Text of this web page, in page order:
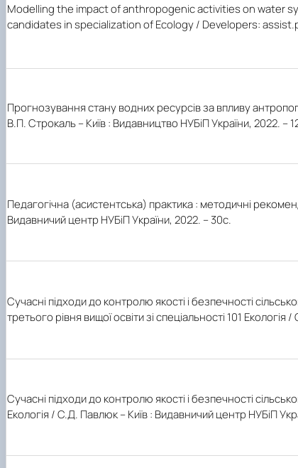
Modelling the impact of anthropogenic activities on water
candidates in specialization of Ecology / Developers:
Прогнозування стану водних ресурсів за впливу
В.П. Строкаль – Київ : Видавництво НУБіП України, 2022. –
Педагогічна (асистентська) практика : методичні
Видавничий центр НУБіП України, 2022. – 30с.
Сучасні підходи до контролю якості і безпечності
третього рівня вищої освіти зі спеціальності 101
Сучасні підходи до контролю якості і безпечності
Екологія / С.Д. Павлюк – Київ : Видавничий центр НУБіП